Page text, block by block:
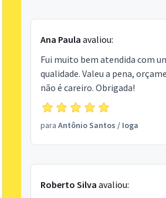
Ana Paula avaliou:
Fui muito bem atendida com
qualidade. Valeu a pena,
não é careiro. Obrigada!
para Antônio Santos / Ioga
Roberto Silva avaliou: